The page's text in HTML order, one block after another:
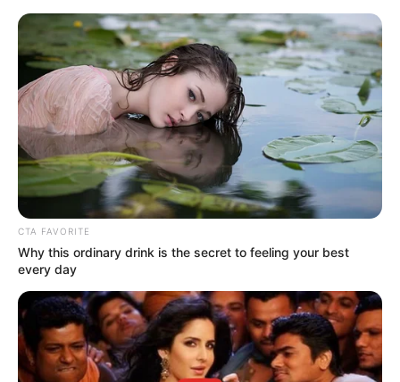
HOME
INSPIRASI
STYLE
FILM &
SERIES
NGAKAK
QUOTES
HYPE
MORE
CTA FAVORITE
Why this ordinary drink is the secret to feeling your best
every day